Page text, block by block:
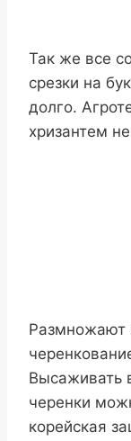
Так же все
срезки на
долго.
хризантем
Размножают
Высаживать
черенки
корейская